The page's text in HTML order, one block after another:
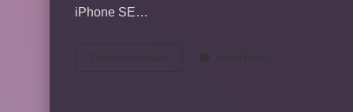
iPhone SE…